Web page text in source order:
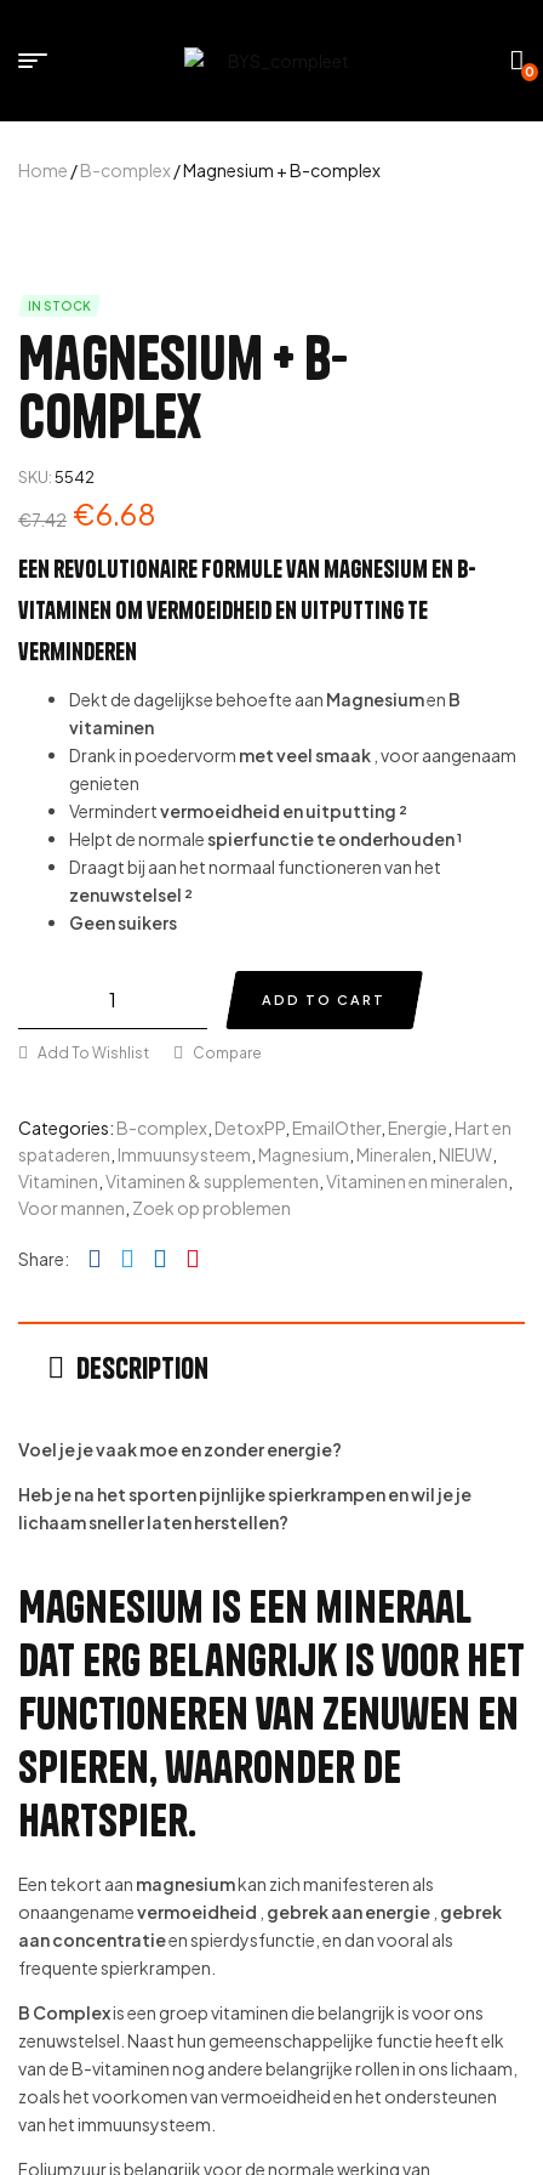
0
Home /B-complex/ Magnesium + B-complex
IN STOCK
Magnesium + B-
complex
SKU:5542
€7.42 €6.68
Een revolutionaire formule van magnesium en B-
vitaminen om vermoeidheid en uitputting te
verminderen
Dekt de dagelijkse behoefte aan Magnesiumen B
vitaminen
Drank in poedervorm met veel smaak , voor aangenaam
genieten
Vermindertvermoeidheid en uitputting ²
Helpt de normale spierfunctie te onderhouden ¹
Draagt bij aan het normaal functioneren van het
zenuwstelsel ²
Geen suikers
ADD TO CART
Add To Wishlist Compare
Categories: B-complex DetoxPP EmailOther, Energie Hart en
spataderen Immuunsysteem Magnesium Mineralen NIEUW
Vitaminen Vitaminen & supplementen Vitaminen en mineralen
Voor mannen Zoek op problemen
Share: Facebook
TwitterLinkedin
Description
Voel je je vaak moe en zonder energie?
Heb je na het sporten pijnlijke spierkrampen en wil je je
lichaam sneller laten herstellen?
Magnesium is een mineraal
dat erg belangrijk is voor het
functioneren van zenuwen en
spieren, waaronder de
hartspier.
Een tekort aan magnesiumkan zich manifesteren als
onaangenamevermoeidheid gebrek aan energie gebrek
aan concentratieen spierdysfunctie, en dan vooral als
frequente spierkrampen.
B Complexis een groep vitaminen die belangrijk is voor ons
zenuwstelsel. Naast hun gemeenschappelijke functie heeft elk
van de B-vitaminen nog andere belangrijke rollen in ons lichaam,
zoals het voorkomen van vermoeidheid en het ondersteunen
van het immuunsysteem.
Foliumzuur is belangrijk voor de normale werking van